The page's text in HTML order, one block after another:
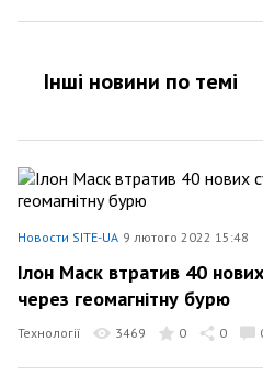
Інші новини по темi
Новости SITE-UA 9 лютого 2022 15:48
Ілон Маск втратив 40
через геомагнітну бурю
Технології 3469 0 0